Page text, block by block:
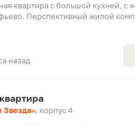
квартира с большой кухней,
Перспективный жилой
назад
Звезда», корпус 4